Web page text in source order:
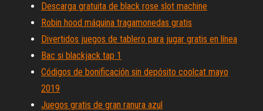
Descarga gratuita de black rose slot machine
Robin hood máquina tragamonedas gratis
Divertidos juegos de tablero para jugar gratis en línea
Bac si blackjack tap 1
Códigos de bonificación sin depósito coolcat mayo
2019
Juegos gratis de gran ranura azul